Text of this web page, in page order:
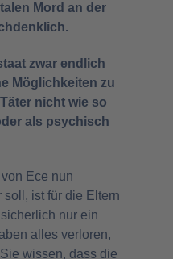
Mord an der
zwar endlich
Möglichkeiten zu
nicht wie so
als psychisch
Ece nun
soll, ist für die Eltern
nur ein
alles verloren,
wissen, dass die